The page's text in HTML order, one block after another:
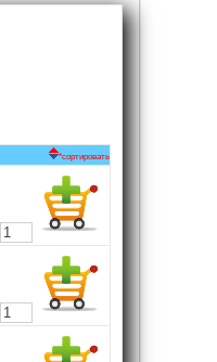
*сортировать